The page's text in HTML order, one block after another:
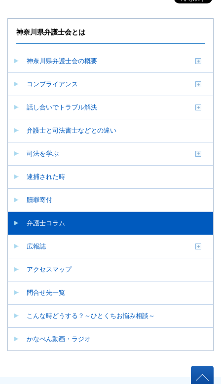
神奈川県弁護士会とは
神奈川県弁護士会の概要
コンプライアンス
話し合いでトラブル解決
弁護士と司法書士などとの違い
司法を学ぶ
逮捕された時
贖罪寄付
弁護士コラム
広報誌
アクセスマップ
問合せ先一覧
こんな時どうする？～ひとくちお悩み相談～
かなべん動画・ラジオ